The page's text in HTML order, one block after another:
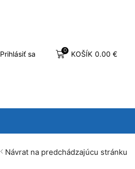
Prihlásiť sa 0 KOŠÍK 0.00 €
Návrat na predchádzajúcu stránku